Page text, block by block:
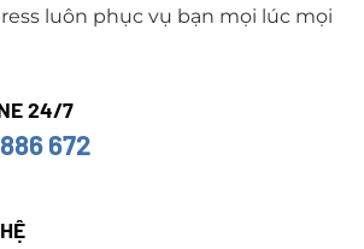
luôn phục vụ bạn mọi lúc mọi
24/7
672